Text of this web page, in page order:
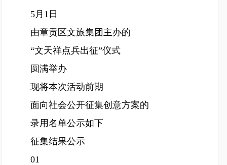
5月1日
由章贡区文旅集团主办的
“文天祥点兵出征”仪式
圆满举办
现将本次活动前期
面向社会公开征集创意方案的
录用名单公示如下
征集结果公示
01